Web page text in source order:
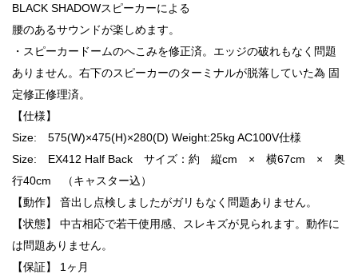
BLACK SHADOWスピーカーによる
腰のあるサウンドが楽しめます。
・スピーカードームのへこみを修正済。エッジの破れもなく問題
ありません。右下のスピーカーのターミナルが脱落していた為 固
定修正修理済。
【仕様】
Size: 575(W)×475(H)×280(D) Weight:25kg AC100V仕様
Size: EX412 Half Back サイズ：約 縦cm × 横67cm × 奥
行40cm （キャスター込）
【動作】 音出し点検しましたがガリもなく問題ありません。
【状態】 中古相応で若干使用感、スレキズが見られます。動作に
は問題ありません。
【保証】 1ヶ月